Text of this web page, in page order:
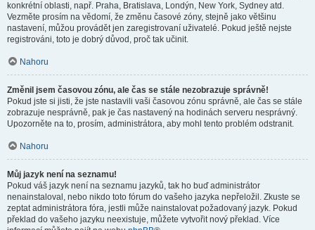
konkrétní oblasti, např. Praha, Bratislava, Londýn, New York, Sydney atd.
Vezměte prosím na vědomí, že změnu časové zóny, stejně jako většinu
nastavení, můžou provádět jen zaregistrovaní uživatelé. Pokud ještě nejste
registrováni, toto je dobrý důvod, proč tak učinit.
Nahoru
Změnil jsem časovou zónu, ale čas se stále nezobrazuje správně!
Pokud jste si jisti, že jste nastavili vaši časovou zónu správně, ale čas se stále
zobrazuje nesprávně, pak je čas nastavený na hodinách serveru nesprávný.
Upozorněte na to, prosím, administrátora, aby mohl tento problém odstranit.
Nahoru
Můj jazyk není na seznamu!
Pokud váš jazyk není na seznamu jazyků, tak ho buď administrátor
nenainstaloval, nebo nikdo toto fórum do vašeho jazyka nepřeložil. Zkuste se
zeptat administrátora fóra, jestli může nainstalovat požadovaný jazyk. Pokud
překlad do vašeho jazyku neexistuje, můžete vytvořit nový překlad. Více